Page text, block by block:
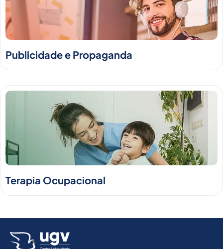
Publicidade e Propaganda
Terapia Ocupacional